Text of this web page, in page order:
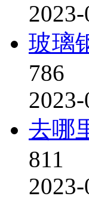
玻璃
786
去哪
811